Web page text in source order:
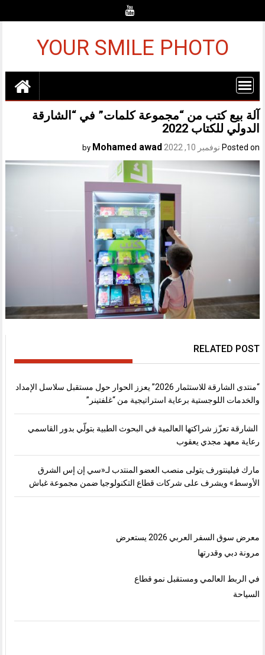
YOUR SMILE PHOTO
آلة بيع كتب من “مجموعة كلمات” في “الشارقة
الدولي للكتاب 2022
Posted on نوفمبر 10, 2022 Mohamed awad
RELATED POST
“منتدى الشارقة للاستثمار 2026” يعزز الحوار حول مستقبل سلاسل الإمداد
والخدمات اللوجستية برعاية استراتيجية من “غلفتينر”
الشارقة تعزّز شراكتها العالمية في البحوث الطبية بتولّي بدور القاسمي
رعاية معهد مجدي يعقوب
مارك فيلينتورف يتولى منصب العضو المنتدب لـ«سي إن إس الشرق
الأوسط» ويشرف على شركات قطاع التكنولوجيا ضمن مجموعة غباش
معرض سوق السفر العربي 2026 يستعرض
مرونة دبي وقدرتها
في الربط العالمي ومستقبل نمو قطاع
السياحة